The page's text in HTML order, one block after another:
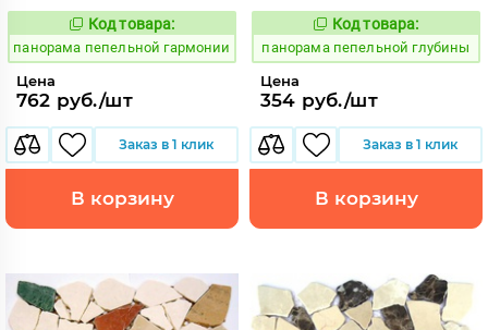
540016
Код товара:
панорама пепельной гармонии
Цена
762 руб./шт
Заказ в 1 клик
В корзину
540017
Код товара:
панорама пепельной глубины
Цена
354 руб./шт
Заказ в 1 клик
В корзину